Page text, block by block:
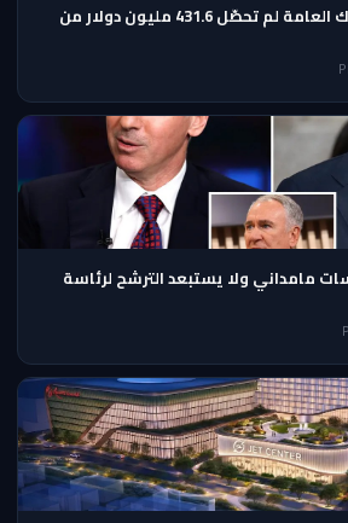
تدقيق: مدارس نيويورك العامة لم تحصّل 431.6 مليون دولار من
مامداني ولا يستبعد الترشح لرئاسة